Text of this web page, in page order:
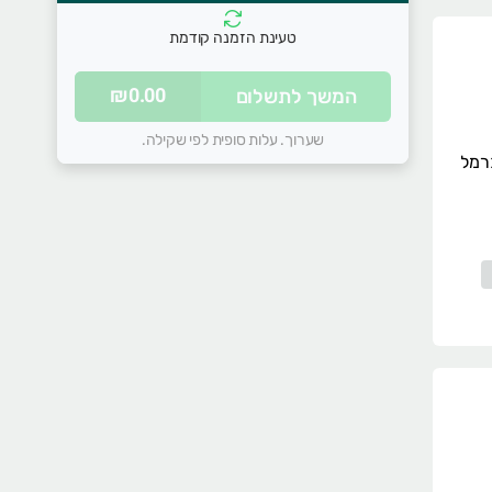
טעינת הזמנה קודמת
סל הקניות שלכם ריק
התחילו להוסיף מוצרים
שערוך. עלות סופית לפי שקילה.
המשך לתשלום ₪0.00